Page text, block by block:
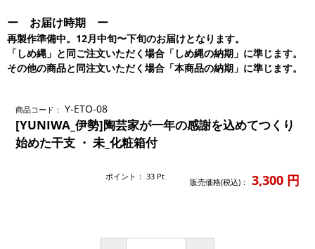
ー お届け時期 ー
再製作準備中。12月中旬〜下旬のお届けとなります。
「しめ縄」と同ご注文いただく場合「しめ縄の納期」に準じます。
その他の商品と同注文いただく場合「本商品の納期」に準じます。
商品コード： Y-ETO-08
[YUNIWA_伊勢]陶芸家が一年の感謝を込めてつくり
始めた干支 ・ 未_化粧箱付
販売価格(税込)： 3,300 円
ポイント： 33 Pt